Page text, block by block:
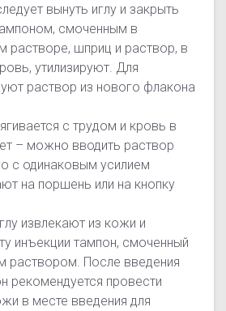
вынуть иглу и закрыть
смоченным в
растворе, шприц и раствор, в
утилизируют. Для
раствор из нового флакона
с трудом и кровь в
– можно вводить раствор
с одинаковым усилием
на поршень или на кнопку
извлекают из кожи и
инъекции тампон, смоченный
раствором. После введения
рекомендуется провести
в месте введения для